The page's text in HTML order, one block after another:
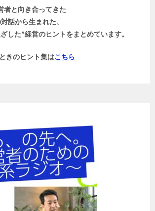
者と向き合ってきた
話から生まれた、
した”経営のヒントをまとめています。
きのヒント集はこちら